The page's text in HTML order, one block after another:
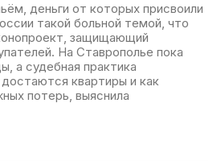
деньги от которых присвоили
такой больной темой, что
защищающий
На Ставрополье пока
а судебная практика
квартиры и как
потерь, выяснила